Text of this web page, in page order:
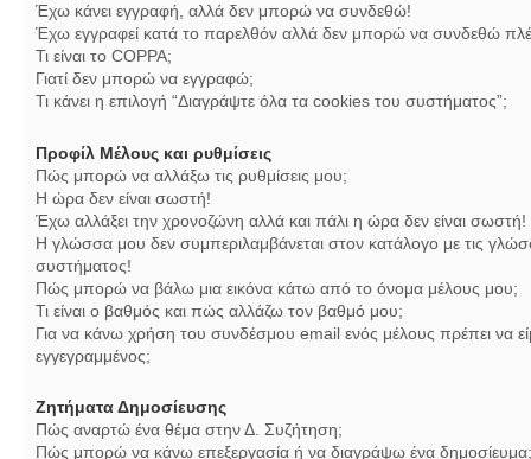
Έχω κάνει εγγραφή, αλλά δεν μπορώ να συνδεθώ!
Έχω εγγραφεί κατά το παρελθόν αλλά δεν μπορώ να συνδεθώ
Τι είναι το COPPA;
Γιατί δεν μπορώ να εγγραφώ;
Τι κάνει η επιλογή “Διαγράψτε όλα τα cookies του συστήματος”;
Προφίλ Μέλους και ρυθμίσεις
Πώς μπορώ να αλλάξω τις ρυθμίσεις μου;
Η ώρα δεν είναι σωστή!
Έχω αλλάξει την χρονοζώνη αλλά και πάλι η ώρα δεν είναι σωστή!
Η γλώσσα μου δεν συμπεριλαμβάνεται στον κατάλογο με τις
συστήματος!
Πώς μπορώ να βάλω μια εικόνα κάτω από το όνομα μέλους μου;
Τι είναι ο βαθμός και πώς αλλάζω τον βαθμό μου;
Για να κάνω χρήση του συνδέσμου email ενός μέλους πρέπει να
εγγεγραμμένος;
Ζητήματα Δημοσίευσης
Πώς αναρτώ ένα θέμα στην Δ. Συζήτηση;
Πώς μπορώ να κάνω επεξεργασία ή να διαγράψω ένα δημοσίευμα;